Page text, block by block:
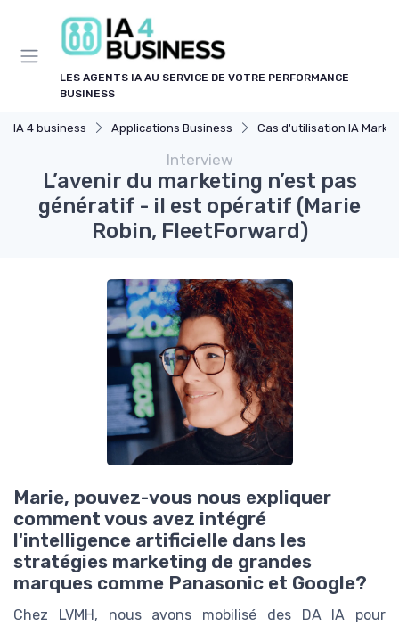
LES AGENTS IA AU SERVICE DE VOTRE PERFORMANCE
BUSINESS
IA 4 business Applications Business Cas d'utilisation IA
Interview
L’avenir du marketing n’est pas
génératif - il est opératif (Marie
Robin, FleetForward)
Marie, pouvez-vous nous expliquer
comment vous avez intégré
l'intelligence artificielle dans les
stratégies marketing de grandes
marques comme Panasonic et Google?
Chez LVMH, nous avons mobilisé des DA IA pour